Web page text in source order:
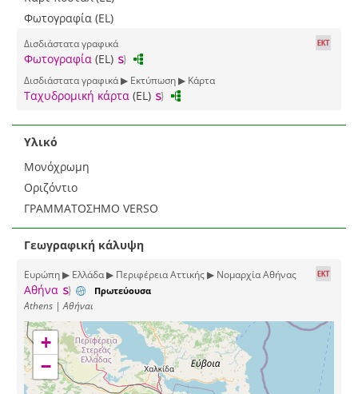
Φωτογραφία (EL)
Δισδιάστατα γραφικά
Φωτογραφία (EL)
Δισδιάστατα γραφικά ▶ Εκτύπωση ▶ Κάρτα
Ταχυδρομική κάρτα (EL)
Υλικό
Μονόχρωμη
Οριζόντιο
ΓΡΑΜΜΑΤΟΣΗΜΟ VERSO
Γεωγραφική κάλυψη
Ευρώπη ▶ Ελλάδα ▶ Περιφέρεια Αττικής ▶ Νομαρχία Αθήνας
Αθήνα Πρωτεύουσα
Athens | Αθήναι
+
−